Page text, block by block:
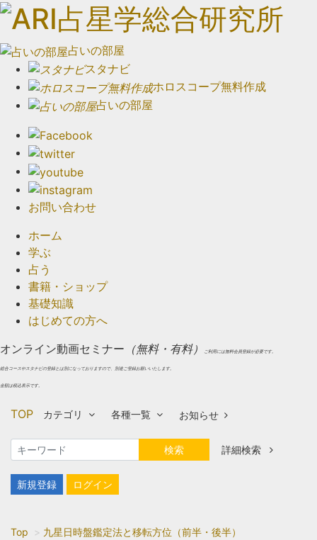
占いの部屋
スタナビ
ホロスコープ無料作成
占いの部屋
お問い合わせ
ホーム
学ぶ
占う
書籍・ショップ
基礎知識
はじめての方へ
オンライン動画セミナー （無料・有料） ご利用には無料会員登録が必要です。
総合コースやスタナビの登録とは別になっておりますので、別途ご登録お願いいたします。
金額は税込表示です。
TOP カテゴリ 各種一覧 お知らせ
検索 詳細検索
新規登録 ログイン
Top
九星日時盤鑑定法と移転方位（前半・後半）